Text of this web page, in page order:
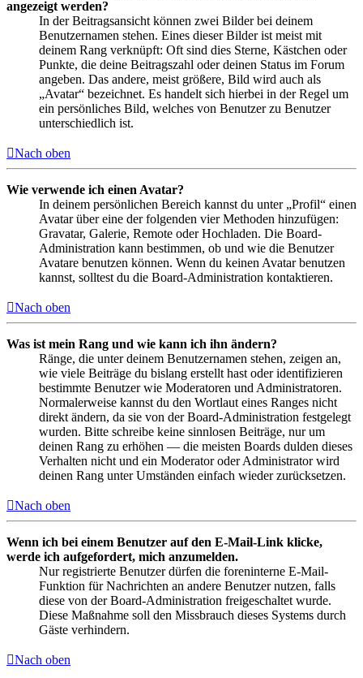
angezeigt werden?
In der Beitragsansicht können zwei Bilder bei deinem
Benutzernamen stehen. Eines dieser Bilder ist meist mit
deinem Rang verknüpft: Oft sind dies Sterne, Kästchen oder
Punkte, die deine Beitragszahl oder deinen Status im Forum
angeben. Das andere, meist größere, Bild wird auch als
„Avatar“ bezeichnet. Es handelt sich hierbei in der Regel um
ein persönliches Bild, welches von Benutzer zu Benutzer
unterschiedlich ist.
Nach oben
Wie verwende ich einen Avatar?
In deinem persönlichen Bereich kannst du unter „Profil“ einen
Avatar über eine der folgenden vier Methoden hinzufügen:
Gravatar, Galerie, Remote oder Hochladen. Die Board-
Administration kann bestimmen, ob und wie die Benutzer
Avatare benutzen können. Wenn du keinen Avatar benutzen
kannst, solltest du die Board-Administration kontaktieren.
Nach oben
Was ist mein Rang und wie kann ich ihn ändern?
Ränge, die unter deinem Benutzernamen stehen, zeigen an,
wie viele Beiträge du bislang erstellt hast oder identifizieren
bestimmte Benutzer wie Moderatoren und Administratoren.
Normalerweise kannst du den Wortlaut eines Ranges nicht
direkt ändern, da sie von der Board-Administration festgelegt
wurden. Bitte schreibe keine sinnlosen Beiträge, nur um
deinen Rang zu erhöhen — die meisten Boards dulden dieses
Verhalten nicht und ein Moderator oder Administrator wird
deinen Rang unter Umständen einfach wieder zurücksetzen.
Nach oben
Wenn ich bei einem Benutzer auf den E-Mail-Link klicke,
werde ich aufgefordert, mich anzumelden.
Nur registrierte Benutzer dürfen die foreninterne E-Mail-
Funktion für Nachrichten an andere Benutzer nutzen, falls
diese von der Board-Administration freigeschaltet wurde.
Diese Maßnahme soll den Missbrauch dieses Systems durch
Gäste verhindern.
Nach oben